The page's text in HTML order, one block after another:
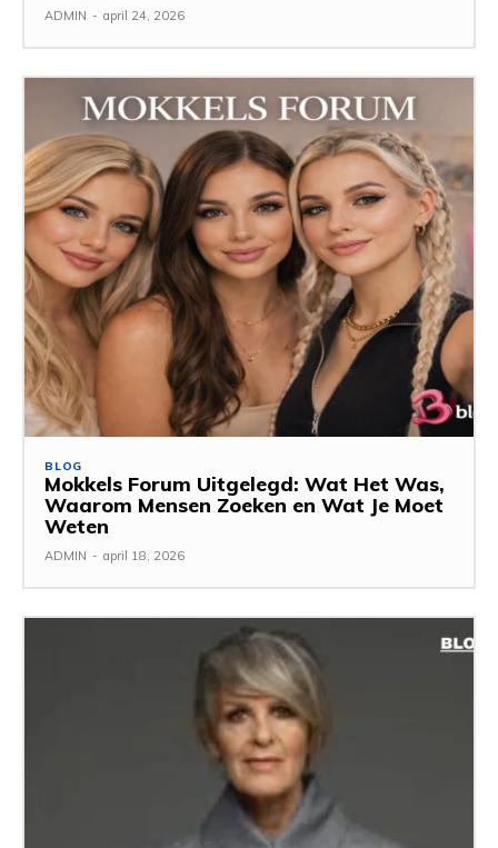
ADMIN - april 24, 2026
BLOG
Mokkels Forum Uitgelegd: Wat Het Was,
Waarom Mensen Zoeken en Wat Je Moet
Weten
ADMIN - april 18, 2026